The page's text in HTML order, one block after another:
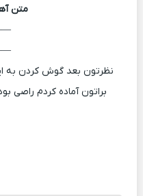
متن
نظرتون بعد گوش کردن به
براتون آماده کردم راصی